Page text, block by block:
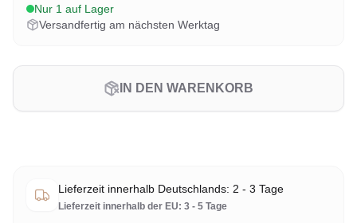
Nur 1 auf Lager
Versandfertig am nächsten Werktag
IN DEN WARENKORB
Lieferzeit innerhalb Deutschlands: 2 - 3 Tage
Lieferzeit innerhalb der EU: 3 - 5 Tage